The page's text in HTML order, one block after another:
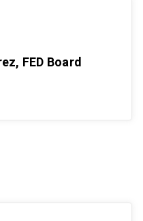
FED Board